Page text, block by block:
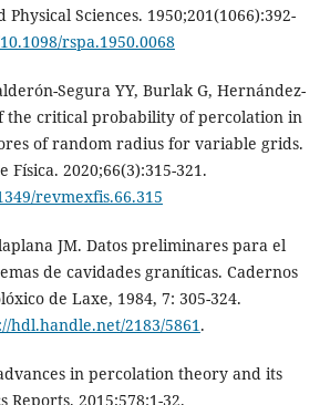
Sciences. 1950;201(1066):392-
rspa.1950.0068
Segura YY, Burlak G, Hernández-
the critical probability of percolation in
of random radius for variable grids.
Física. 2020;66(3):315-321.
revmexfis.66.315
JM. Datos preliminares para el
de cavidades graníticas. Cadernos
de Laxe, 1984, 7: 305-324.
hdl.handle.net/2183/5861 .
in percolation theory and its
Reports. 2015;578:1-32.